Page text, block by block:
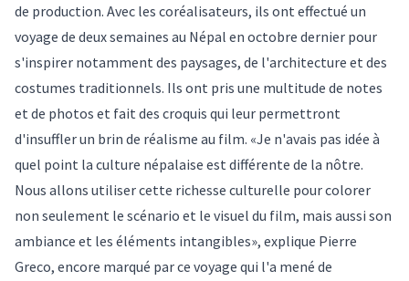
de production. Avec les coréalisateurs, ils ont effectué un
voyage de deux semaines au Népal en octobre dernier pour
s'inspirer notamment des paysages, de l'architecture et des
costumes traditionnels. Ils ont pris une multitude de notes
et de photos et fait des croquis qui leur permettront
d'insuffler un brin de réalisme au film. «Je n'avais pas idée à
quel point la culture népalaise est différente de la nôtre.
Nous allons utiliser cette richesse culturelle pour colorer
non seulement le scénario et le visuel du film, mais aussi son
ambiance et les éléments intangibles», explique Pierre
Greco, encore marqué par ce voyage qui l'a mené de